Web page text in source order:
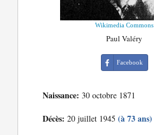
Wikimedia Commons
Paul Valéry
Facebook
Naissance: 30 octobre 1871
Décès: 20 juillet 1945(à 73 ans)